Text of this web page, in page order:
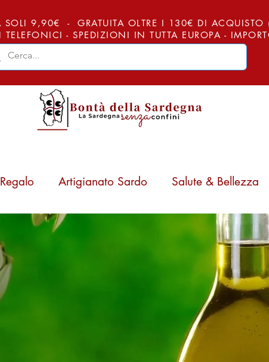
9,90€ - GRATUITA OLTRE I 130€ DI
- SPEDIZIONI IN TUTTA EUROPA -
Artigianato Sardo Salute & Bellezza